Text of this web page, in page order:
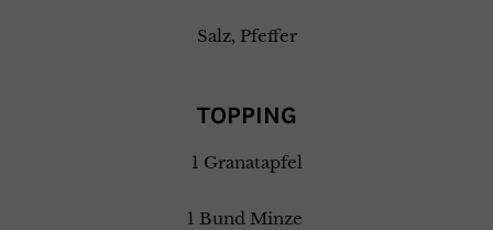
Salz, Pfeffer
TOPPING
1 Granatapfel
1 Bund Minze